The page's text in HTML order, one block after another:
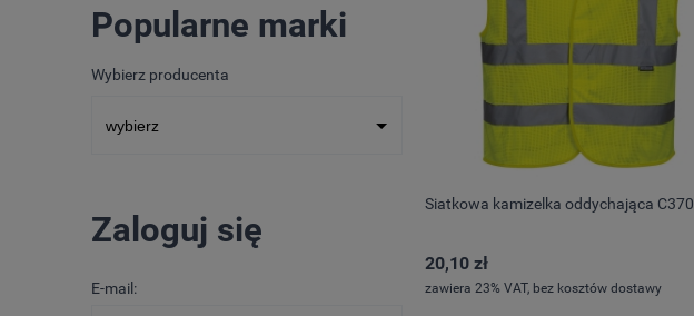
Popularne marki
Wybierz producenta
Zaloguj się
E-mail:
Siatkowa kamizelka oddychająca C370
20,10 zł
zawiera 23% VAT, bez kosztów dostawy